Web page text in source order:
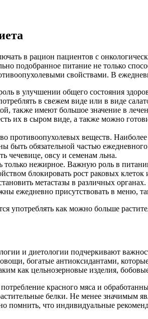
в рацион пациентов с
подобранное питание не только
свойствами. В
в улучшении общего состояния
в свежем виде или в виде
также имеют большое значение в
их в сыром виде, а также можно
противоопухолевых веществ.
быть обязательной частью
чечевице, овсу и семенам льна.
только нежирное. Важную роль в
блокировать рост раковых
метастазы в различных органах.
ежедневно присутствовать в меню,
употреблять как можно больше
и диетологии подчеркивают
богатые антиоксидантами,
как цельнозерновые изделия,
красного мяса и
белки. Не менее значимым
помнить, что индивидуальные